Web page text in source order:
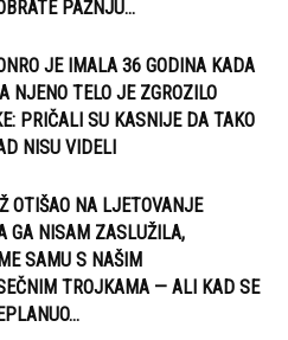
PAŽNJU...
JE IMALA 36 GODINA KADA
NJENO TELO JE ZGROZILO
PRIČALI SU KASNIJE DA TAKO
NISU VIDELI
OTIŠAO NA LJETOVANJE
GA NISAM ZASLUŽILA,
SAMU S NAŠIM
TROJKAMA — ALI KAD SE